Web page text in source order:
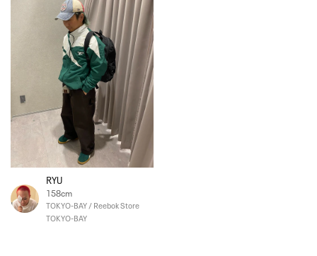
RYU
158cm
TOKYO-BAY / Reebok Store
TOKYO-BAY